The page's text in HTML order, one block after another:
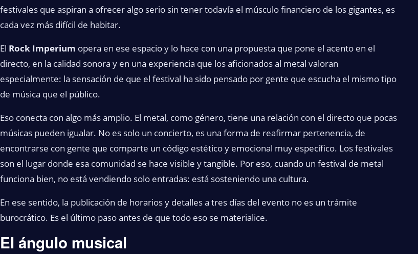
festivales que aspiran a ofrecer algo serio sin tener todavía el músculo financiero de los gigantes, es
cada vez más difícil de habitar.
El Rock Imperium opera en ese espacio y lo hace con una propuesta que pone el acento en el
directo, en la calidad sonora y en una experiencia que los aficionados al metal valoran
especialmente: la sensación de que el festival ha sido pensado por gente que escucha el mismo tipo
de música que el público.
Eso conecta con algo más amplio. El metal, como género, tiene una relación con el directo que pocas
músicas pueden igualar. No es solo un concierto, es una forma de reafirmar pertenencia, de
encontrarse con gente que comparte un código estético y emocional muy específico. Los festivales
son el lugar donde esa comunidad se hace visible y tangible. Por eso, cuando un festival de metal
funciona bien, no está vendiendo solo entradas: está sosteniendo una cultura.
En ese sentido, la publicación de horarios y detalles a tres días del evento no es un trámite
burocrático. Es el último paso antes de que todo eso se materialice.
El ángulo musical